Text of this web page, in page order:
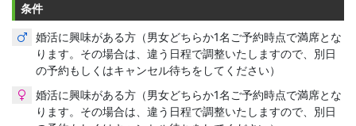
条件
婚活に興味がある方（男女どちらか1名ご予約時点で満席とな
ります。その場合は、違う日程で調整いたしますので、別日
の予約もしくはキャンセル待ちをしてください）
婚活に興味がある方（男女どちらか1名ご予約時点で満席とな
ります。その場合は、違う日程で調整いたしますので、別日